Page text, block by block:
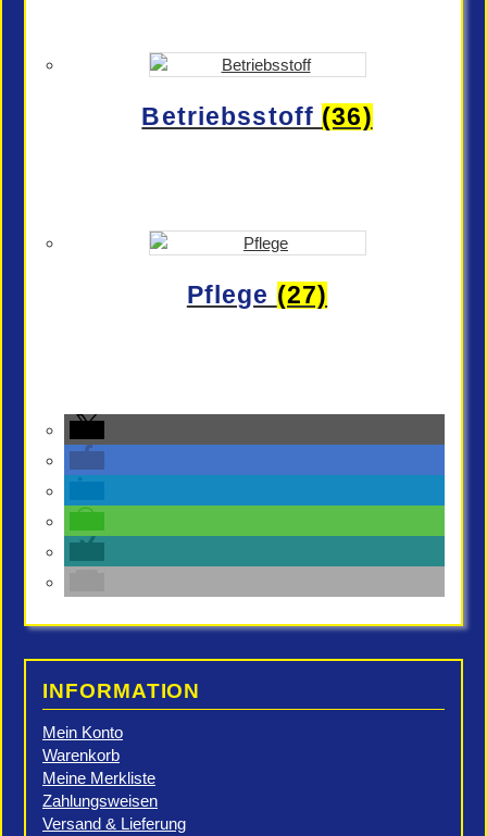
Betriebsstoff (36)
Pflege (27)
INFORMATION
Mein Konto
Warenkorb
Meine Merkliste
Zahlungsweisen
Versand & Lieferung